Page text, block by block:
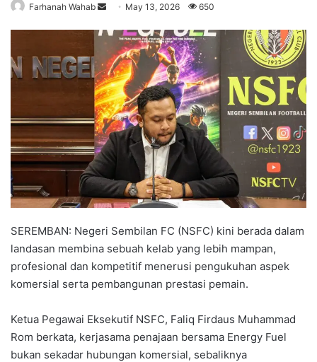
Farhanah Wahab
d
a
n
e
m
a
i
l
May 13, 2026 650
SEREMBAN: Negeri Sembilan FC (NSFC) kini berada dalam
landasan membina sebuah kelab yang lebih mampan,
profesional dan kompetitif menerusi pengukuhan aspek
komersial serta pembangunan prestasi pemain.
Ketua Pegawai Eksekutif NSFC, Faliq Firdaus Muhammad
Rom berkata, kerjasama penajaan bersama Energy Fuel
bukan sekadar hubungan komersial, sebaliknya